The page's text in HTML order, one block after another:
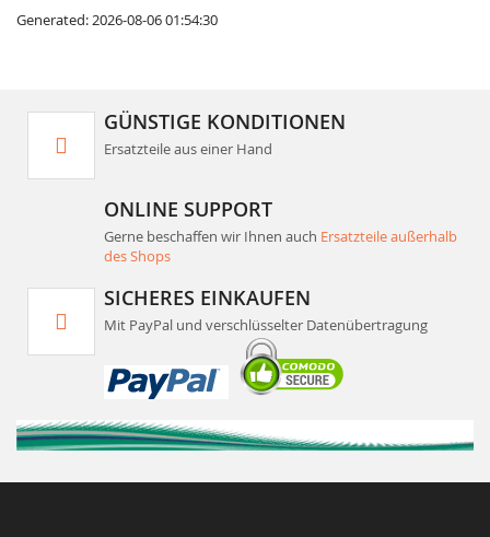
Generated: 2026-08-06 01:54:30
GÜNSTIGE KONDITIONEN
Ersatzteile aus einer Hand
ONLINE SUPPORT
Gerne beschaffen wir Ihnen auch Ersatzteile außerhalb
des Shops
SICHERES EINKAUFEN
Mit PayPal und verschlüsselter Datenübertragung